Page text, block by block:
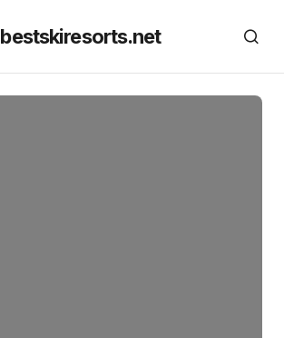
bestskiresorts.net